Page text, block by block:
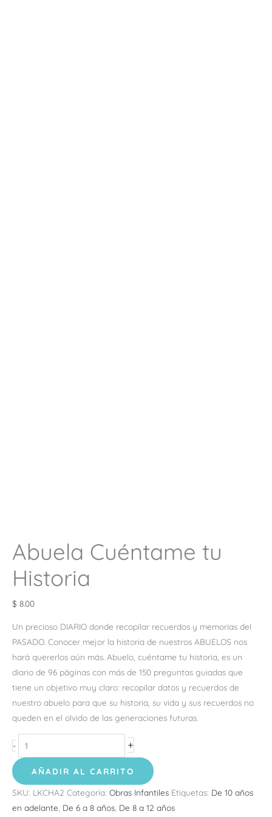
Abuela Cuéntame tu
Historia
$ 8.00
Un precioso DIARIO donde recopilar recuerdos y memorias del
PASADO. Conocer mejor la historia de nuestros ABUELOS nos
hará quererlos aún más. Abuelo, cuéntame tu historia, es un
diario de 96 páginas con más de 150 preguntas guiadas que
tiene un objetivo muy claro: recopilar datos y recuerdos de
nuestro abuelo para que su historia, su vida y sus recuerdos no
queden en el olvido de las generaciones futuras.
- +
AÑADIR AL CARRITO
SKU: LKCHA2 Categoría: Obras Infantiles Etiquetas: De 10 años
en adelante, De 6 a 8 años, De 8 a 12 años